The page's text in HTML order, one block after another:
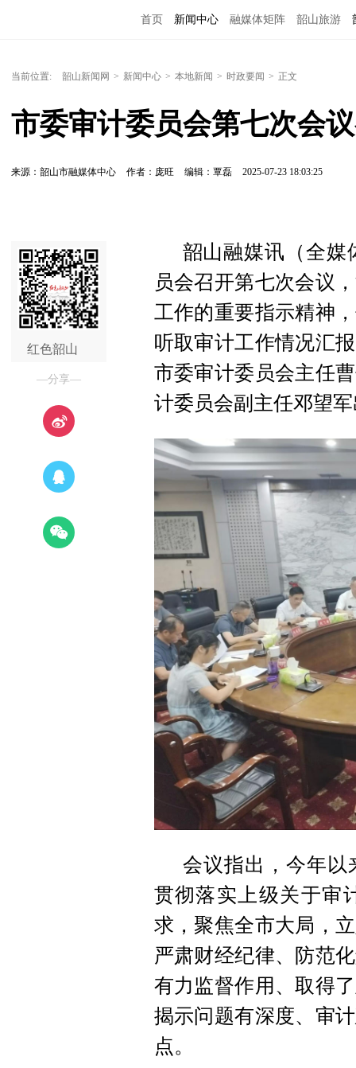
首页 新闻中心 融媒体矩阵 韶山旅游
当前位置: 韶山新闻网 > 新闻中心 > 本地新闻 > 时政要闻 > 正文
市委审计委员会第七次会
来源：韶山市融媒体中心 作者：庞旺 编辑：覃磊 2025-07-23 18:03:25
红色韶山
—分享—
韶山融媒讯（全媒
员会召开第七次会议
工作的重要指示精神
听取审计工作情况汇
市委审计委员会主任
计委员会副主任邓望
会议指出，今年以
贯彻落实上级关于审
求，聚焦全市大局，
严肃财经纪律、防范
有力监督作用、取得
揭示问题有深度、审
点。